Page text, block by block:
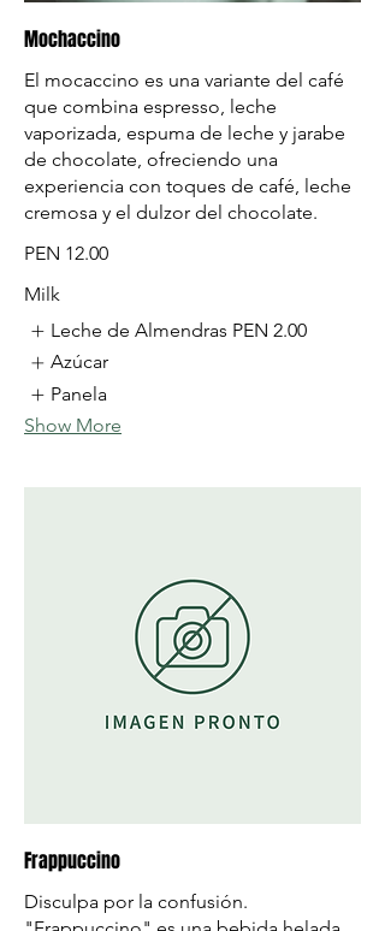
Mochaccino
El mocaccino es una variante del café
que combina espresso, leche
vaporizada, espuma de leche y jarabe
de chocolate, ofreciendo una
experiencia con toques de café, leche
cremosa y el dulzor del chocolate.
PEN 12.00
Milk
Leche de Almendras PEN 2.00
Azúcar
Panela
Show More
Frappuccino
Disculpa por la confusión.